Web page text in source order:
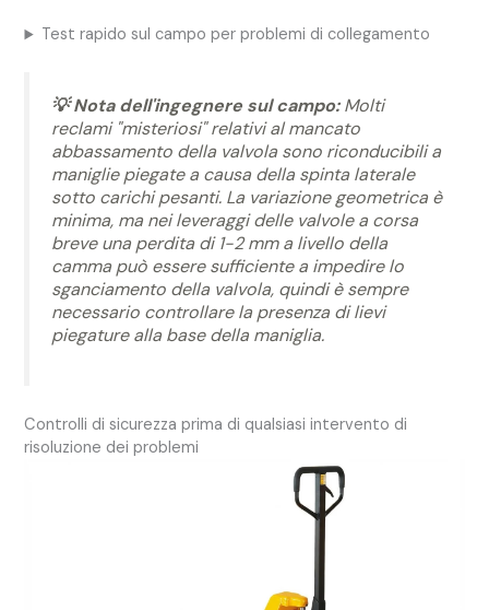
Test rapido sul campo per problemi di collegamento
💡 Nota dell'ingegnere sul campo:Molti
reclami "misteriosi" relativi al mancato
abbassamento della valvola sono riconducibili a
maniglie piegate a causa della spinta laterale
sotto carichi pesanti. La variazione geometrica è
minima, ma nei leveraggi delle valvole a corsa
breve una perdita di 1-2 mm a livello della
camma può essere sufficiente a impedire lo
sganciamento della valvola, quindi è sempre
necessario controllare la presenza di lievi
piegature alla base della maniglia.
Controlli di sicurezza prima di qualsiasi intervento di
risoluzione dei problemi